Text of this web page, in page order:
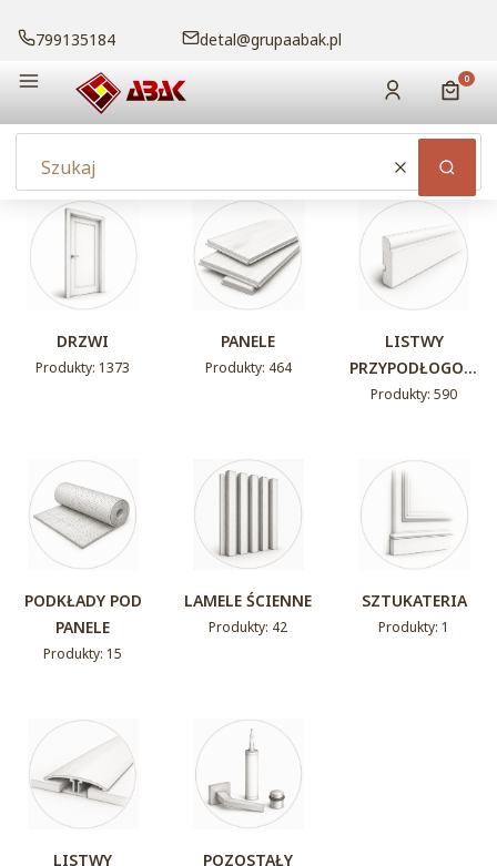
799135184 detal@grupaabak.pl
Menu Zaloguj się
Wyczyść
DRZWI
Produkty: 1373
PANELE
Produkty: 464
LISTWY
PRZYPODŁOGOW
E
Produkty: 590
PODKŁADY POD
PANELE
Produkty: 15
LAMELE ŚCIENNE
Produkty: 42
SZTUKATERIA
Produkty: 1
LISTWY
POZOSTAŁY